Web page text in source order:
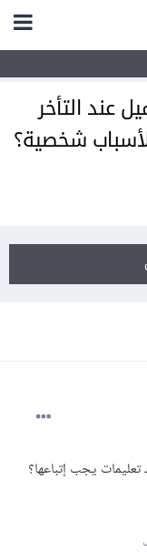
عند التأخر
شخصية؟
يجب إتباعها؟